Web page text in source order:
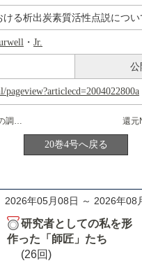
ける析出炭素質活性点説につい
・ Jr.
公
pageview?articlecd=2004022800a
水素化分解触媒としての硼酸ニッケルの調製，物性および活性
20巻4号へ戻る
2026年05月08日 ～ 2026年08
研究者としての私を形
作った「師匠」たち
(26回)